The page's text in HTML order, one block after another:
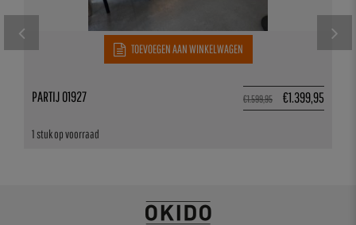
TOEVOEGEN AAN WINKELWAGEN
€1.599,95 €1.399,95
1 stuk op voorraad
PARTIJ 01927